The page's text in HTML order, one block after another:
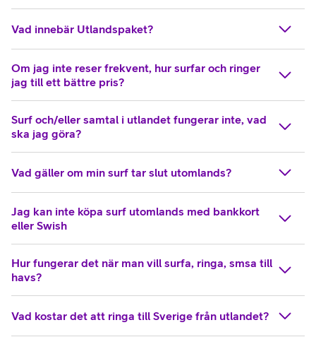
Vad innebär Utlandspaket?
Om jag inte reser frekvent, hur surfar och ringer
jag till ett bättre pris?
Surf och/eller samtal i utlandet fungerar inte, vad
ska jag göra?
Vad gäller om min surf tar slut utomlands?
Jag kan inte köpa surf utomlands med bankkort
eller Swish
Hur fungerar det när man vill surfa, ringa, smsa till
havs?
Vad kostar det att ringa till Sverige från utlandet?